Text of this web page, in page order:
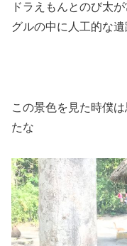
ドラえもんとのび太
グルの中に人工的な
この景色を見た時僕
たな